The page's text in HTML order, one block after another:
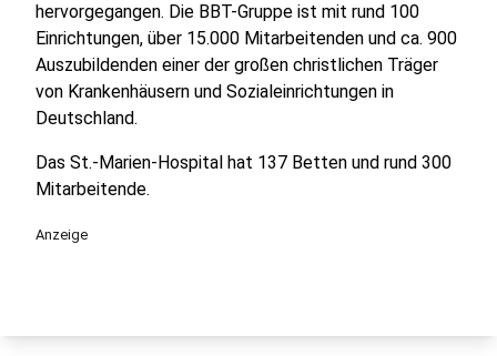
hervorgegangen. Die BBT-Gruppe ist mit rund 100
Einrichtungen, über 15.000 Mitarbeitenden und ca. 900
Auszubildenden einer der großen christlichen Träger
von Krankenhäusern und Sozialeinrichtungen in
Deutschland.
Das St.-Marien-Hospital hat 137 Betten und rund 300
Mitarbeitende.
Anzeige